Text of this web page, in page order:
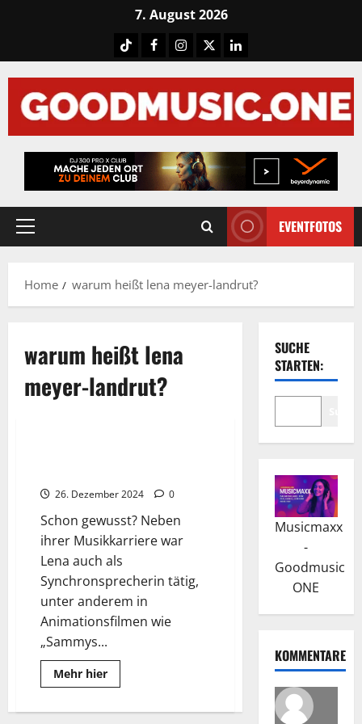
7. August 2026
TiktokFacebook
Instagram
X LinkedIN
Primary
EVENTFOTOS
Home warum heißt lena meyer-landrut?
warum heißt lena
meyer-landrut?
26. Dezember 2024 0
Schon gewusst? Neben
ihrer Musikkarriere war
Lena auch als
Synchronsprecherin tätig,
unter anderem in
Animationsfilmen wie
„Sammys...
Mehr hierRead
more
Meyer-
SUCHE
STARTEN:
Musicmaxx
-
Goodmusic
ONE
KOMMENTARE